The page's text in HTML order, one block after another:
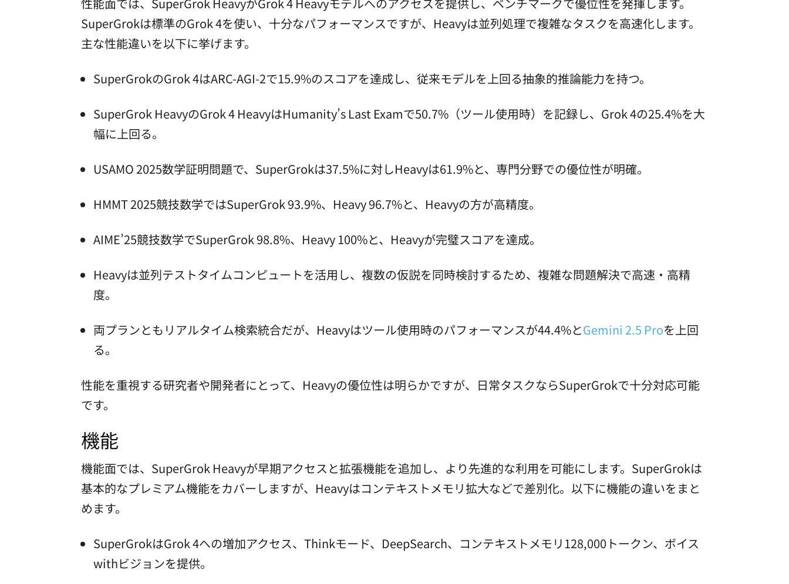
SuperGrokは標準のGrok 4を使い、十分なパフォーマンスですが、Heavyは並列処理で複雑なタスクを高速化します。
主な性能違いを以下に挙げます。
SuperGrokのGrok 4はARC-AGI-2で15.9%のスコアを達成し、従来モデルを上回る抽象的推論能力を持つ。
SuperGrok HeavyのGrok 4 HeavyはHumanity’s Last Examで50.7%（ツール使用時）を記録し、Grok 4の25.4%を大
幅に上回る。
USAMO 2025数学証明問題で、SuperGrokは37.5%に対しHeavyは61.9%と、専門分野での優位性が明確。
HMMT 2025競技数学ではSuperGrok 93.9%、Heavy 96.7%と、Heavyの方が高精度。
AIME’25競技数学でSuperGrok 98.8%、Heavy 100%と、Heavyが完璧スコアを達成。
Heavyは並列テストタイムコンピュートを活用し、複数の仮説を同時検討するため、複雑な問題解決で高速・高精
度。
両プランともリアルタイム検索統合だが、Heavyはツール使用時のパフォーマンスが44.4%とGemini 2.5 Proを上回
る。
性能を重視する研究者や開発者にとって、Heavyの優位性は明らかですが、日常タスクならSuperGrokで十分対応可能
です。
機能
機能面では、SuperGrok Heavyが早期アクセスと拡張機能を追加し、より先進的な利用を可能にします。SuperGrokは
基本的なプレミアム機能をカバーしますが、Heavyはコンテキストメモリ拡大などで差別化。以下に機能の違いをまと
めます。
SuperGrokはGrok 4への増加アクセス、Thinkモード、DeepSearch、コンテキストメモリ128,000トークン、ボイス
withビジョンを提供。